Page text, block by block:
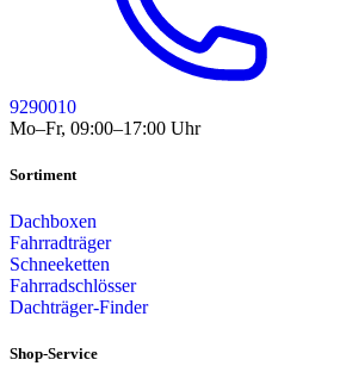
9290010
Mo–Fr, 09:00–17:00 Uhr
Sortiment
Dachboxen
Fahrradträger
Schneeketten
Fahrradschlösser
Dachträger-Finder
Shop-Service